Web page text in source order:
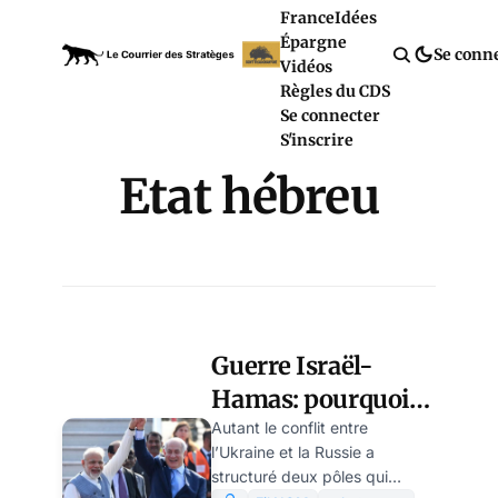
FranceIdées
Épargne
Vidéos
Règles du CDS
Se connecter
S'inscrire
Se
Etat hébreu
Guerre Israël-
Hamas: pourquoi
l’Inde a soutenu
l’Etat hébreu, par
Autant le conflit entre
l’Ukraine et la Russie a
structuré deux pôles qui